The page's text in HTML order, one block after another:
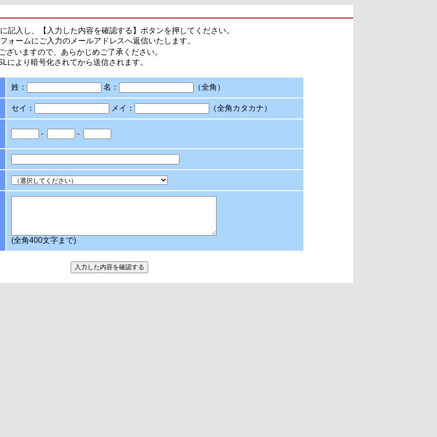
記入し、【入力した内容を確認する】ボタンを押してください。
ォームにご入力のメールアドレスへ返信いたします。
いますので、あらかじめご了承ください。
により暗号化されてから送信されます。
姓： 名： （全角）
セイ： メイ： （全角カタカナ）
- -
(全角400文字まで)